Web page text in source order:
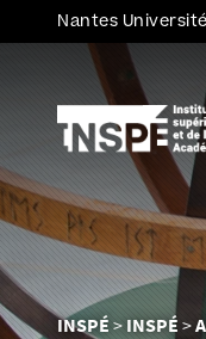
Nantes Université
Vous
INSPÉ INSPÉ